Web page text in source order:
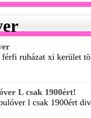
ruházat xi kerület
L csak 1900ért!
l csak 1900ért